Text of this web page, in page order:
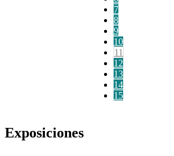
7
8
9
10
11
12
13
14
15
Exposiciones